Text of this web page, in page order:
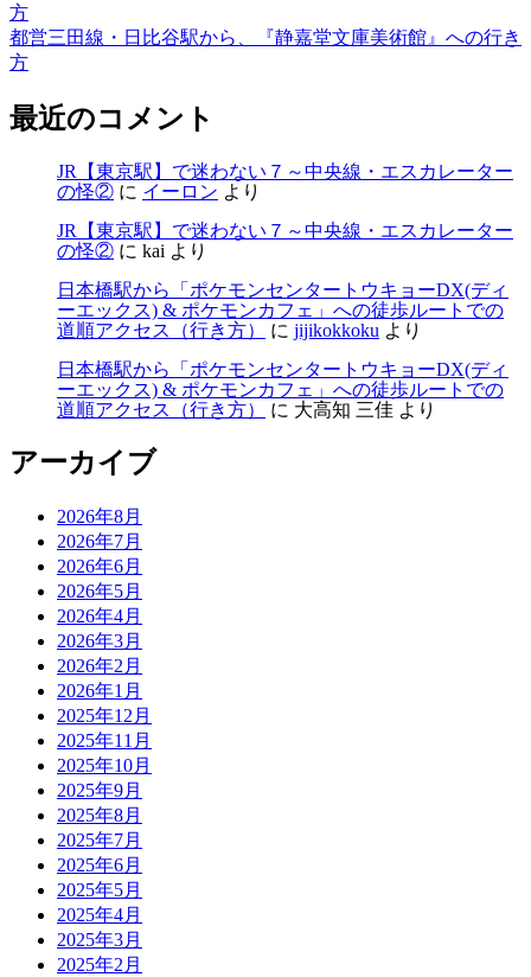
方
都営三田線・日比谷駅から、『静嘉堂文庫美術館』への行き
方
最近のコメント
JR【東京駅】で迷わない７～中央線・エスカレーター
の怪② に イーロン より
JR【東京駅】で迷わない７～中央線・エスカレーター
の怪② に kai より
日本橋駅から「ポケモンセンタートウキョーDX(ディ
ーエックス) & ポケモンカフェ」への徒歩ルートでの
道順アクセス（行き方）
に jijikokkoku より
日本橋駅から「ポケモンセンタートウキョーDX(ディ
ーエックス) & ポケモンカフェ」への徒歩ルートでの
道順アクセス（行き方）
に 大高知 三佳 より
アーカイブ
2026年8月
2026年7月
2026年6月
2026年5月
2026年4月
2026年3月
2026年2月
2026年1月
2025年12月
2025年11月
2025年10月
2025年9月
2025年8月
2025年7月
2025年6月
2025年5月
2025年4月
2025年3月
2025年2月